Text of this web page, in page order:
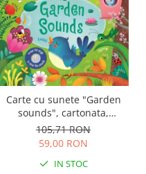
Carte cu sunete "Garden
sounds", cartonata,
Usborne
105,71 RON
59,00 RON
IN STOC